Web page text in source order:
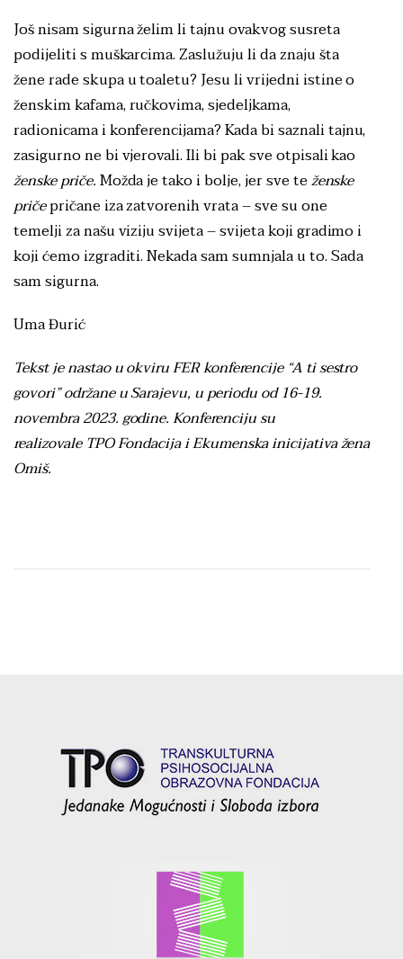
Još nisam sigurna želim li tajnu ovakvog susreta
podijeliti s muškarcima. Zaslužuju li da znaju šta
žene rade skupa u toaletu? Jesu li vrijedni istine o
ženskim kafama, ručkovima, sjedeljkama,
radionicama i konferencijama? Kada bi saznali tajnu,
zasigurno ne bi vjerovali. Ili bi pak sve otpisali kao
ženske priče.Možda je tako i bolje, jer sve teženske
pričepričane iza zatvorenih vrata – sve su one
temelji za našu viziju svijeta – svijeta koji gradimo i
koji ćemo izgraditi. Nekada sam sumnjala u to. Sada
sam sigurna.
Uma Đurić
Tekst je nastao u okviru FER konferencije “A ti sestro
govori” održane u Sarajevu, u periodu od 16-19.
novembra 2023. godine. Konferenciju su
realizovale TPO Fondacija i Ekumenska inicijativa žena
Omiš.